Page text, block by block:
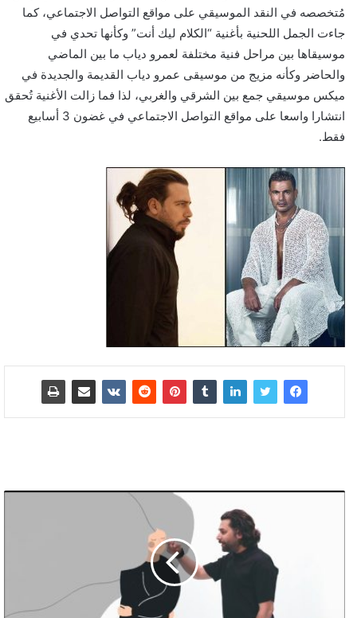
مُتخصصه في النقد الموسيقي على مواقع التواصل الاجتماعي، كما
جاءت الجمل اللحنية بأغنية “الكلام ليك أنت” وكأنها تحدي في
موسيقاها بين مراحل فنية مختلفة لعمرو دياب ما بين الماضي
والحاضر وكأنه مزيج من موسيقى عمرو دياب القديمة والجديدة في
ميكس موسيقي جمع بين الشرقي والغربي، لذا فما زالت الأغنية تُحقق
انتشارا واسعا على مواقع التواصل الاجتماعي في غضون 3 أسابيع
فقط.